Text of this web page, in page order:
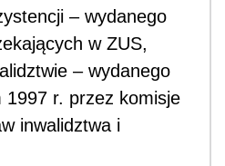
– wydanego
w ZUS,
– wydanego
1997 r. przez komisje
inwalidztwa i